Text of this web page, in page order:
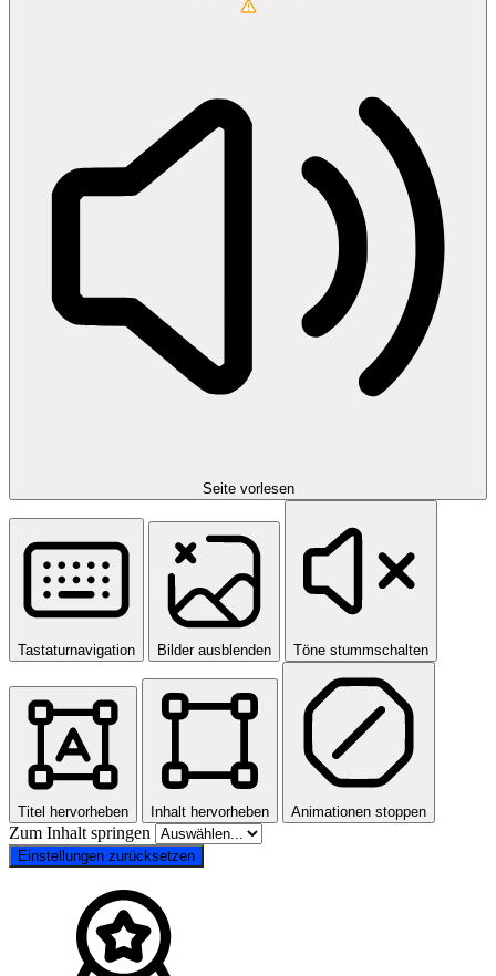
Seite vorlesen
Tastaturnavigation Bilder ausblenden Töne stummschalten
Titel hervorheben Inhalt hervorheben Animationen stoppen
Zum Inhalt springen
Einstellungen zurücksetzen